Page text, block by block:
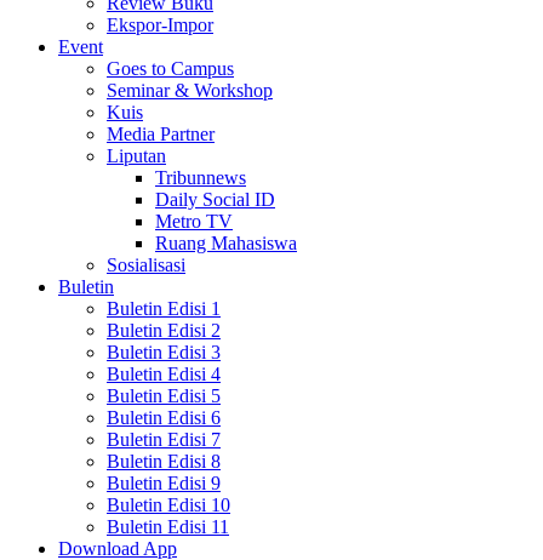
Ekspor-Impor
Event
Goes to Campus
Seminar & Workshop
Kuis
Media Partner
Liputan
Tribunnews
Daily Social ID
Metro TV
Ruang Mahasiswa
Sosialisasi
Buletin
Buletin Edisi 1
Buletin Edisi 2
Buletin Edisi 3
Buletin Edisi 4
Buletin Edisi 5
Buletin Edisi 6
Buletin Edisi 7
Buletin Edisi 8
Buletin Edisi 9
Buletin Edisi 10
Buletin Edisi 11
Download App